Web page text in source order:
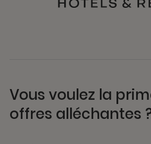
Vous voulez la
offres alléchantes